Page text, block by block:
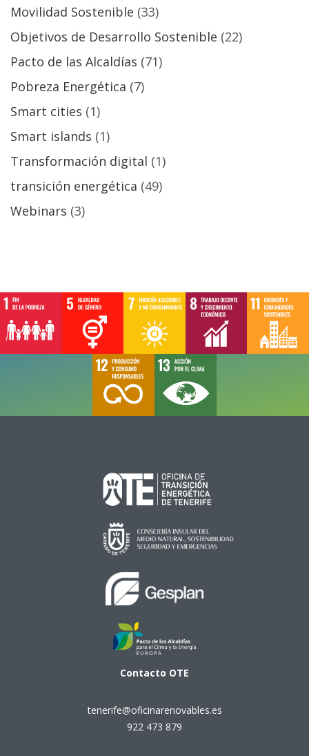
Movilidad Sostenible (33)
Objetivos de Desarrollo Sostenible (22)
Pacto de las Alcaldías (71)
Pobreza Energética (7)
Smart cities (1)
Smart islands (1)
Transformación digital (1)
transición energética (49)
Webinars (3)
Contacto OTE
tenerife@oficinarenovables.es
922 473 879